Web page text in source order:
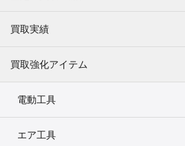
買取実績
買取強化アイテム
電動工具
エア工具